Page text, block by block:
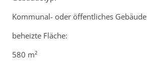
Kommunal- oder öffentliches Gebäude
beheizte Fläche:
580 m²